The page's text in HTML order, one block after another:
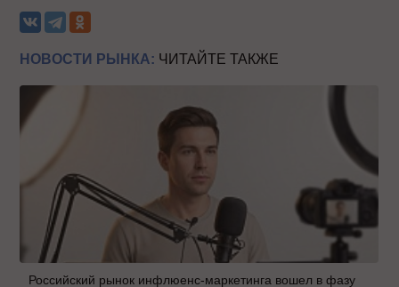
НОВОСТИ РЫНКА: ЧИТАЙТЕ ТАКЖЕ
Российский рынок инфлюенс-маркетинга вошел в фазу